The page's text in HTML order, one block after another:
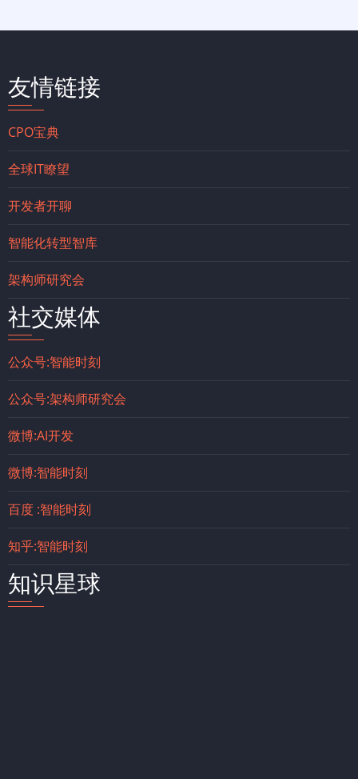
友情链接
CPO宝典
全球IT瞭望
开发者开聊
智能化转型智库
架构师研究会
社交媒体
公众号:智能时刻
公众号:架构师研究会
微博:AI开发
微博:智能时刻
百度 :智能时刻
知乎:智能时刻
知识星球